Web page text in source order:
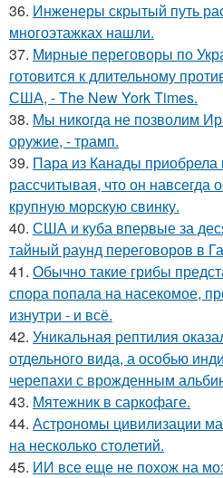
36. Инженеры скрытый путь
многоэтажках нашли.
37. Мирные переговоры по
готовится к длительному
США, - The New York Times.
38. Мы никогда не позволим
оружие, - трамп.
39. Пара из Канады приобрела
рассчитывая, что он навсегда
крупную морскую свинку.
40. США и куба впервые за
тайный раунд переговоров в
41. Обычно такие грибы
спора попала на насекомое,
изнутри - и всё.
42. Уникальная рептилия
отдельного вида, а особью
черепахи с врожденным
43. Мятежник в саркофаге.
44. Астрономы цивилизации
на несколько столетий.
45. ИИ все еще не похож на